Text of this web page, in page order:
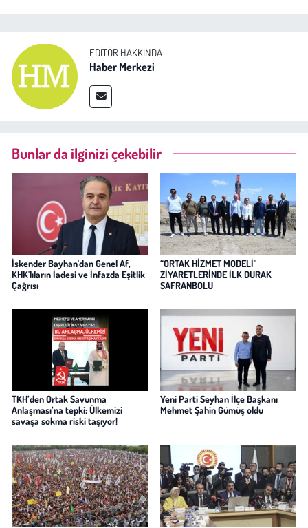
EDITÖR HAKKINDA
Haber Merkezi
Bunlar da ilginizi çekebilir
İskender Bayhan'dan Genel Af,
KHK'lıların İadesi ve İnfazda Eşitlik
Çağrısı
“ORTAK HİZMET MODELİ"
ZİYARETLERİNDE İLK DURAK
SAFRANBOLU
TKH’den Ortak Savunma
Anlaşması’na tepki: Ülkemizi
savaşa sokma riski taşıyor!
Yeni Parti Seyhan İlçe Başkanı
Mehmet Şahin Gümüş oldu